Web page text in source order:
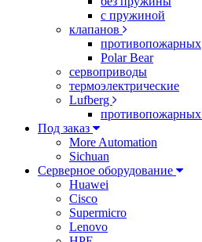
с пружиной
клапанов
противопожарных
Polar Bear
сервоприводы
термоэлектрические
Lufberg
противопожарных
Под заказ
More Automation
Sichuan
Серверное оборудование
Huawei
Cisco
Supermicro
Lenovo